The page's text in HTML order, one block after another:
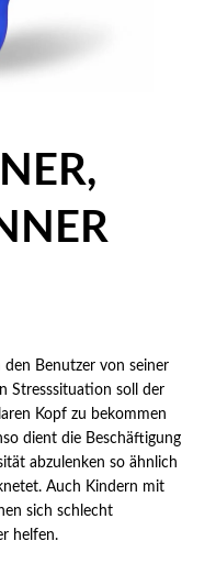
den Benutzer von seiner
Stresssituation soll der
Kopf zu bekommen
dient die Beschäftigung
abzulenken so ähnlich
Auch Kindern mit
sich schlecht
helfen.